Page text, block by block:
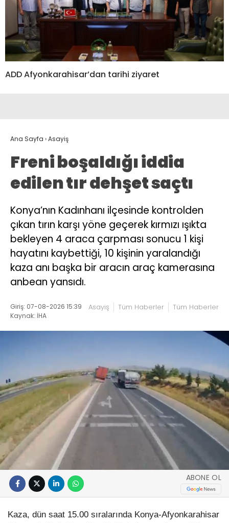
ADD Afyonkarahisar’dan tarihi ziyaret
Ana Sayfa ›Asayiş
Freni boşaldığı iddia
edilen tır dehşet saçtı
Konya’nın Kadınhanı ilçesinde kontrolden
çıkan tırın karşı yöne geçerek kırmızı ışıkta
bekleyen 4 araca çarpması sonucu 1 kişi
hayatını kaybettiği, 10 kişinin yaralandığı
kaza anı başka bir aracın araç kamerasına
anbean yansıdı.
Giriş: 07-08-2026 15:39
Kaynak: İHA
Asayiş Tüm Haberler Tüm Haberler
ABONE OL
Kaza, dün saat 15.00 sıralarında Konya-Afyonkarahisar